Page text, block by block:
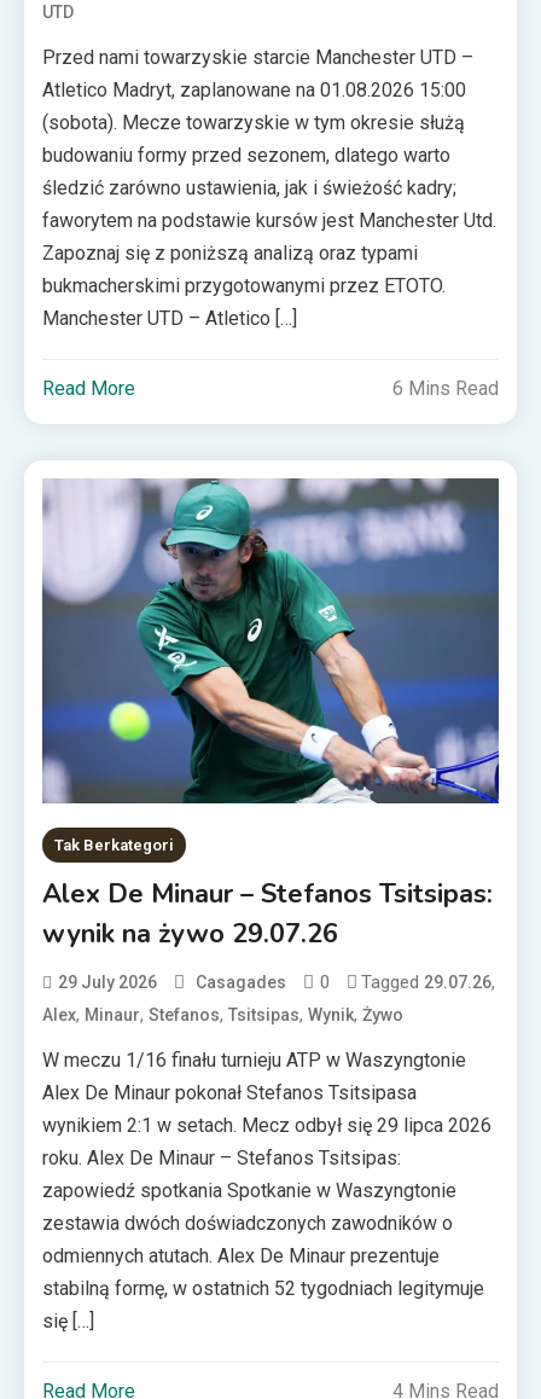
UTD
Przed nami towarzyskie starcie Manchester UTD –
Atletico Madryt, zaplanowane na 01.08.2026 15:00
(sobota). Mecze towarzyskie w tym okresie służą
budowaniu formy przed sezonem, dlatego warto
śledzić zarówno ustawienia, jak i świeżość kadry;
faworytem na podstawie kursów jest Manchester Utd.
Zapoznaj się z poniższą analizą oraz typami
bukmacherskimi przygotowanymi przez ETOTO.
Manchester UTD – Atletico […]
Read More 6 Mins Read
Tak Berkategori
Alex De Minaur – Stefanos Tsitsipas:
wynik na żywo 29.07.26
29 July 2026 Casagades 0 Tagged 29.07.26,
Alex, Minaur,Stefanos,Tsitsipas,Wynik,Żywo
W meczu 1/16 finału turnieju ATP w Waszyngtonie
Alex De Minaur pokonał Stefanos Tsitsipasa
wynikiem 2:1 w setach. Mecz odbył się 29 lipca 2026
roku. Alex De Minaur – Stefanos Tsitsipas:
zapowiedź spotkania Spotkanie w Waszyngtonie
zestawia dwóch doświadczonych zawodników o
odmiennych atutach. Alex De Minaur prezentuje
stabilną formę, w ostatnich 52 tygodniach legitymuje
się […]
Read More 4 Mins Read